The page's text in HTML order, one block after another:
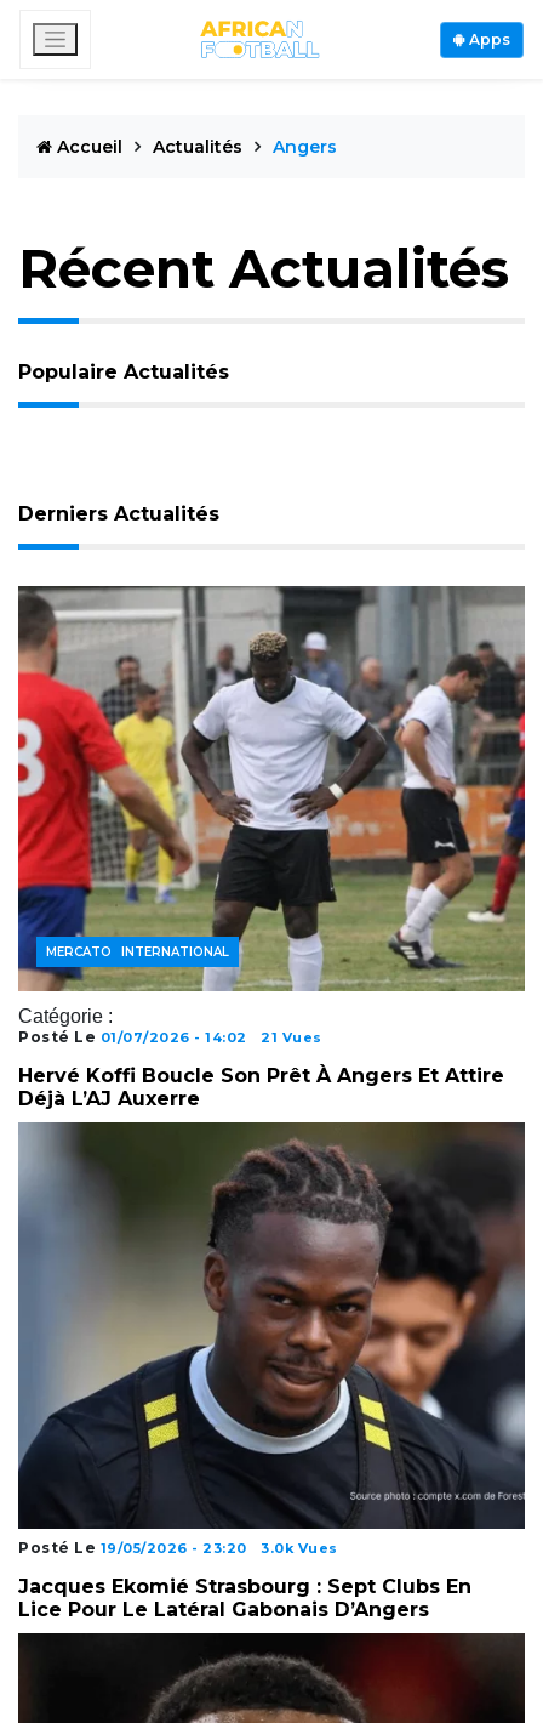
Apps
Accueil Actualités Angers
Récent Actualités
Populaire Actualités
Derniers Actualités
Catégorie :
FOOTBALL INTERNATIONAL
MERCATO
Posté Le 01/07/2026 - 14:02 21 Vues
Hervé Koffi Boucle Son Prêt À Angers Et Attire
Déjà L’AJ Auxerre
Posté Le 19/05/2026 - 23:20 3.0k Vues
Jacques Ekomié Strasbourg : Sept Clubs En
Lice Pour Le Latéral Gabonais D’Angers